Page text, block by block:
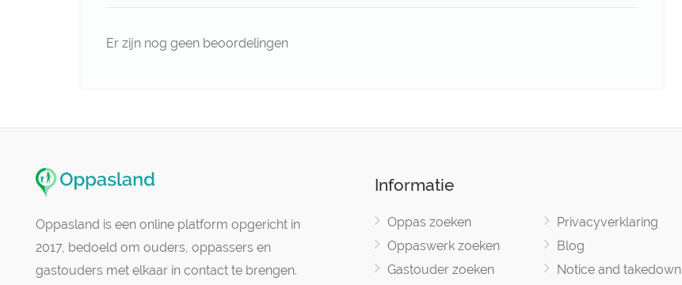
Er zijn nog geen beoordelingen
Oppasland is een online platform opgericht in
2017, bedoeld om ouders, oppassers en
gastouders met elkaar in contact te brengen.
Informatie
Oppas zoeken
Oppaswerk zoeken
Gastouder zoeken
Privacyverklaring
Blog
Notice and takedown